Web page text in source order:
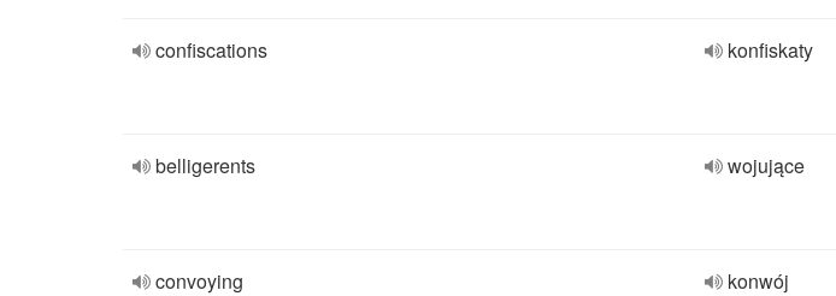
confiscations konfiskaty
belligerents wojujące
convoying konwój